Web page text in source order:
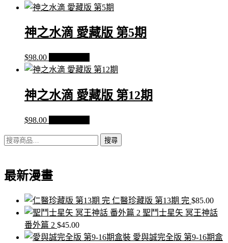
神之水滴 愛藏版 第5期
$98.00
神之水滴 愛藏版 第12期
$98.00
搜
鍵
搜尋
最新漫畫
仁醫珍藏版 第13期 完 $85.00
聖鬥士星矢 冥王神話
番外篇 2 $45.00
愛與誠完全版 第9-16期盒